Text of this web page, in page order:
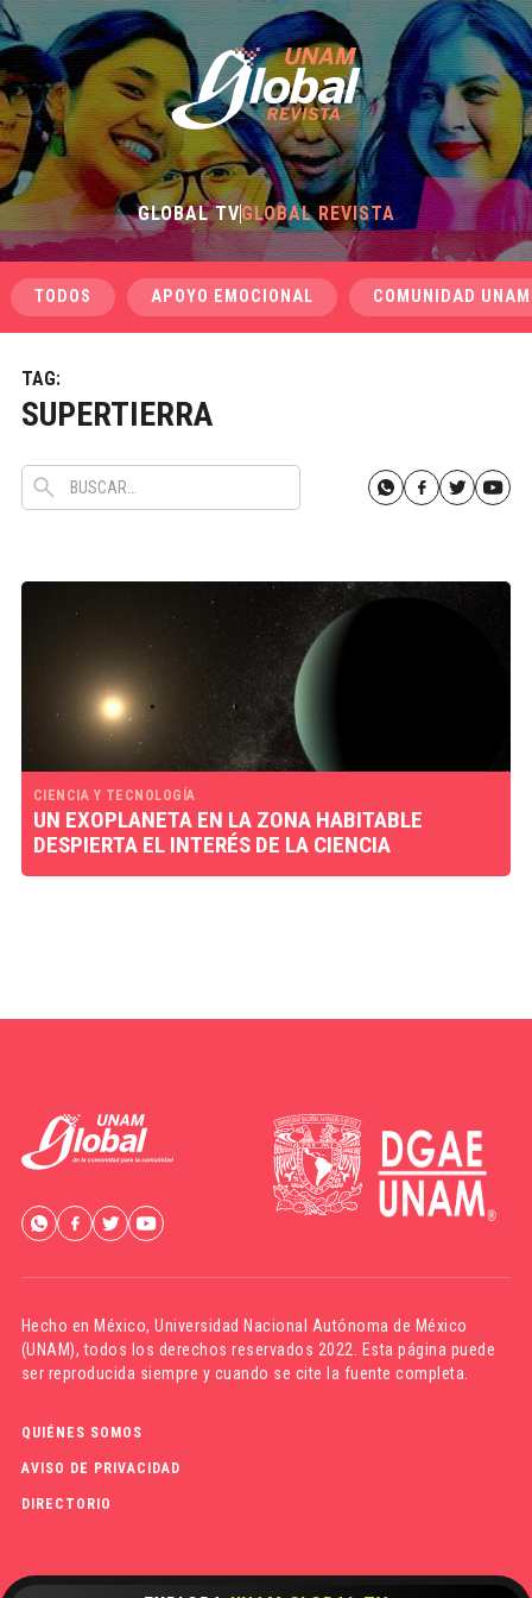
GLOBAL TVGLOBAL REVISTA
TODOS APOYO EMOCIONAL COMUNIDAD UNAM
TAG:
SUPERTIERRA
CIENCIA Y TECNOLOGÍA
UN EXOPLANETA EN LA ZONA HABITABLE
DESPIERTA EL INTERÉS DE LA CIENCIA
Hecho en México,Universidad Nacional Autónoma de México
(UNAM), todos los derechos reservados 2022. Esta página puede
ser reproducida siempre y cuando se cite la fuente completa.
QUIÉNES SOMOS
AVISO DE PRIVACIDAD
DIRECTORIO